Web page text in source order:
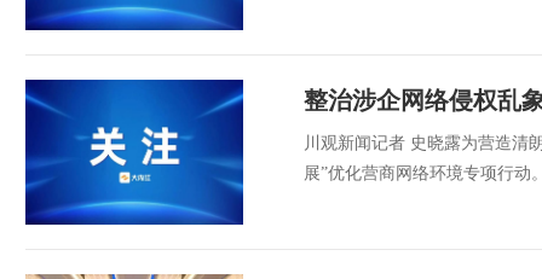
整治涉企网络侵权乱
川观新闻记者 史晓露为营造清
展”优化营商网络环境专项行动